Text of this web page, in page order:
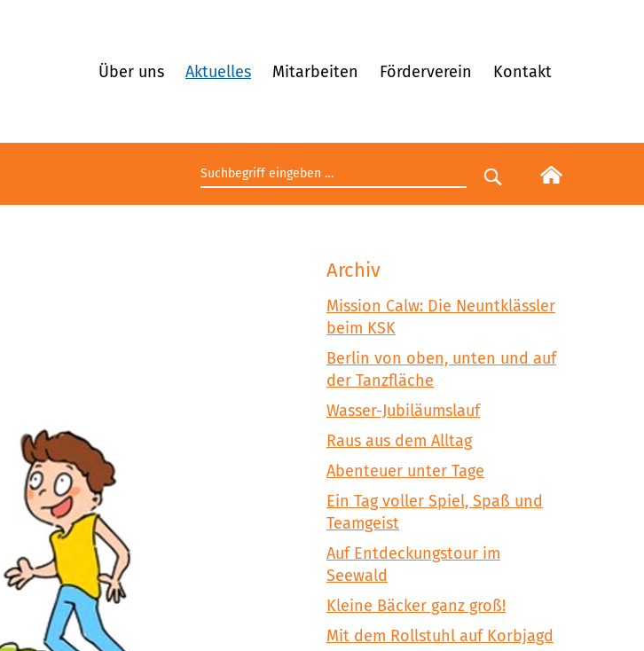
Über uns Aktuelles Mitarbeiten Förderverein Kontakt
Suchbegriff eingeben
Suche starten
Archiv
Mission Calw: Die Neuntklässler
beim KSK
Berlin von oben, unten und auf
der Tanzfläche
Wasser-Jubiläumslauf
Raus aus dem Alltag
Abenteuer unter Tage
Ein Tag voller Spiel, Spaß und
Teamgeist
Auf Entdeckungstour im
Seewald
Kleine Bäcker ganz groß!
Mit dem Rollstuhl auf Korbjagd